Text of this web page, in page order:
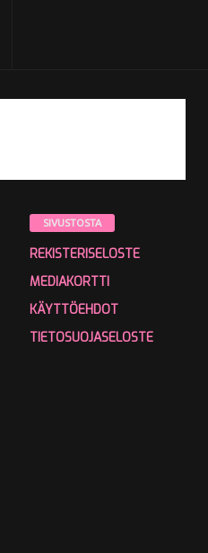
SIVUSTOSTA
REKISTERISELOSTE
MEDIAKORTTI
KÄYTTÖEHDOT
TIETOSUOJASELOSTE